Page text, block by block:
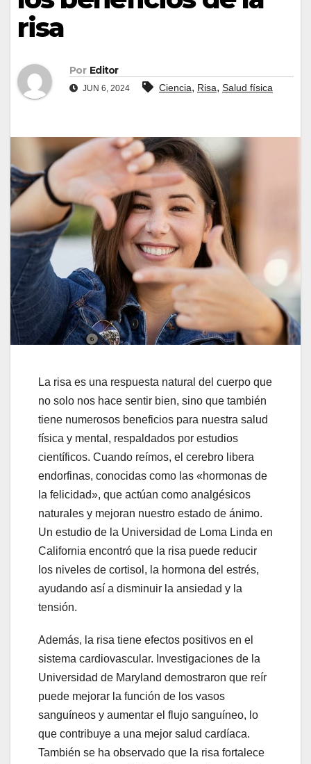
risa
Por Editor
JUN 6, 2024 Ciencia, Risa, Salud física
La risa es una respuesta natural del cuerpo que
no solo nos hace sentir bien, sino que también
tiene numerosos beneficios para nuestra salud
física y mental, respaldados por estudios
científicos. Cuando reímos, el cerebro libera
endorfinas, conocidas como las «hormonas de
la felicidad», que actúan como analgésicos
naturales y mejoran nuestro estado de ánimo.
Un estudio de la Universidad de Loma Linda en
California encontró que la risa puede reducir
los niveles de cortisol, la hormona del estrés,
ayudando así a disminuir la ansiedad y la
tensión.
Además, la risa tiene efectos positivos en el
sistema cardiovascular. Investigaciones de la
Universidad de Maryland demostraron que reír
puede mejorar la función de los vasos
sanguíneos y aumentar el flujo sanguíneo, lo
que contribuye a una mejor salud cardíaca.
También se ha observado que la risa fortalece